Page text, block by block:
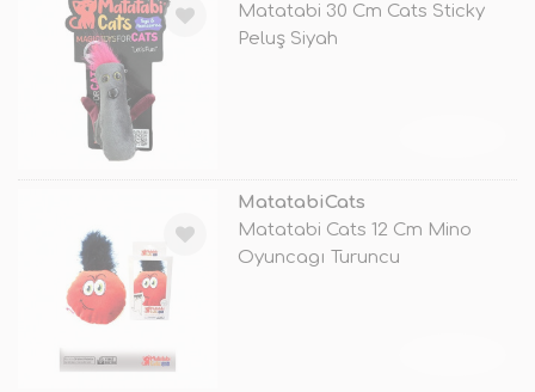
Matatabi 30 Cm Cats Sticky
Peluş Siyah
MatatabiCats
Matatabi Cats 12 Cm Mino
Oyuncagı Turuncu